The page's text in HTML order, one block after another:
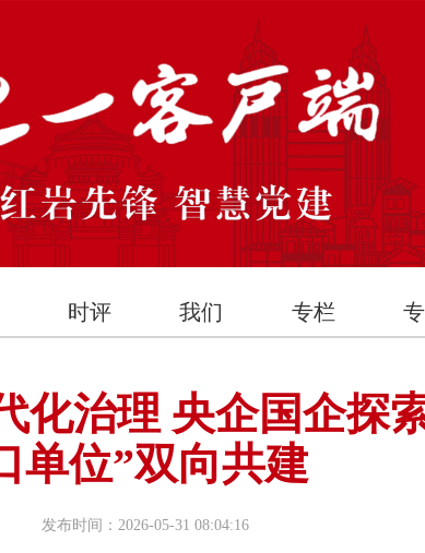
时评 我们 专栏
化治理 央企国企探
单位”双向共建
发布时间：2026-05-31 08:04:16